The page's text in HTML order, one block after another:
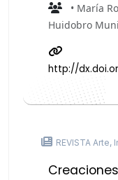
• María
Huidobro
http://
REVISTA